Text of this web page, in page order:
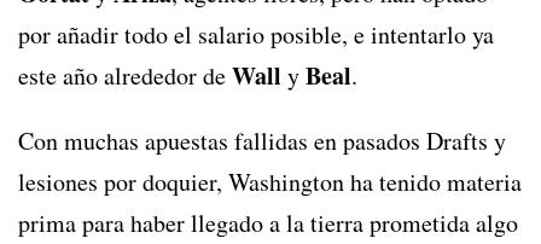
por añadir todo el salario posible, e intentarlo ya
este año alrededor deWall yBeal.
Con muchas apuestas fallidas en pasados Drafts y
lesiones por doquier, Washington ha tenido materia
prima para haber llegado a la tierra prometida algo